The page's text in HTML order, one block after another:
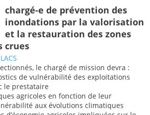
chargé-e de prévention des
inondations par la valorisation
et la restauration des zones
crues
le chargé de mission devra :
de vulnérabilité des exploitations
le prestataire
agricoles en fonction de leur
aux évolutions climatiques